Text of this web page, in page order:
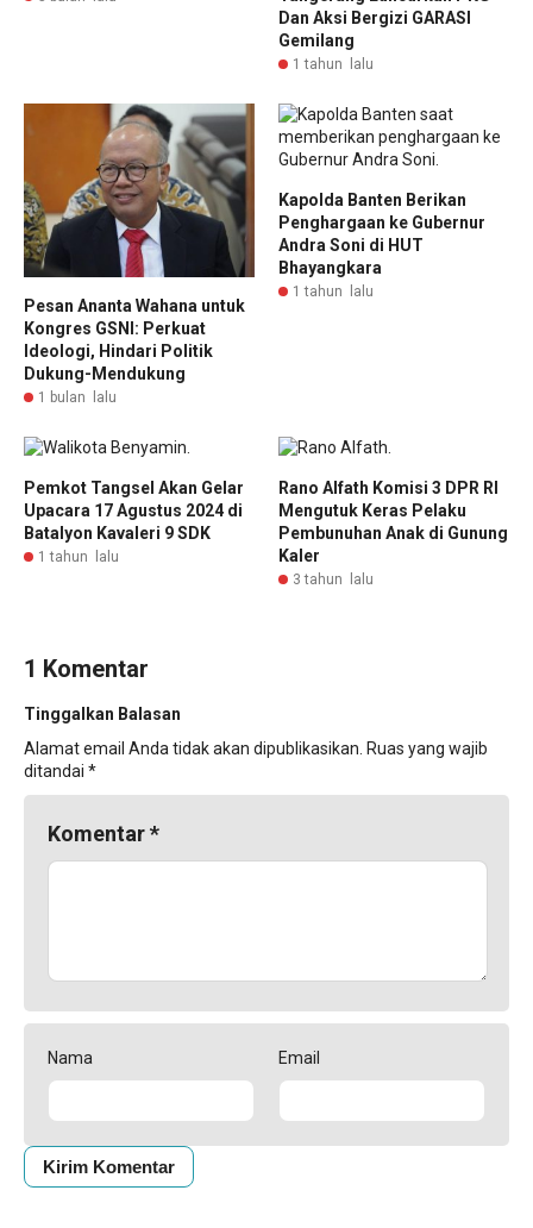
Dan Aksi Bergizi GARASI
Gemilang
1 tahun lalu
Pesan Ananta Wahana untuk
Kongres GSNI: Perkuat
Ideologi, Hindari Politik
Dukung-Mendukung
1 bulan lalu
Kapolda Banten Berikan
Penghargaan ke Gubernur
Andra Soni di HUT
Bhayangkara
1 tahun lalu
Pemkot Tangsel Akan Gelar
Upacara 17 Agustus 2024 di
Batalyon Kavaleri 9 SDK
1 tahun lalu
Rano Alfath Komisi 3 DPR RI
Mengutuk Keras Pelaku
Pembunuhan Anak di Gunung
Kaler
3 tahun lalu
1 Komentar
Tinggalkan Balasan
Alamat email Anda tidak akan dipublikasikan. Ruas yang wajib
ditandai *
Komentar*
Nama Email